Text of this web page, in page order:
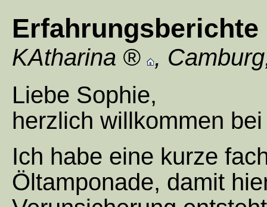
Erfahrungsberichte
KAtharina , Camburg
Liebe Sophie,
herzlich willkommen
Ich habe eine kurze
Öltamponade, damit